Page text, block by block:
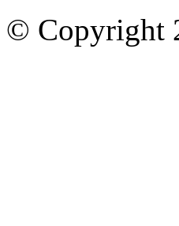
© Copyright